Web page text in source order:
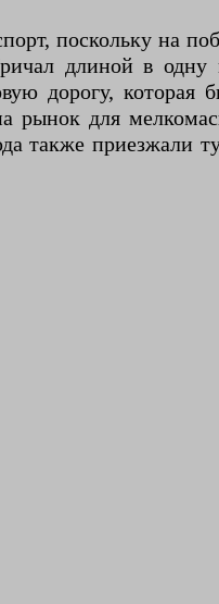
поскольку на
длиной в
дорогу,
рынок для
также приезжали